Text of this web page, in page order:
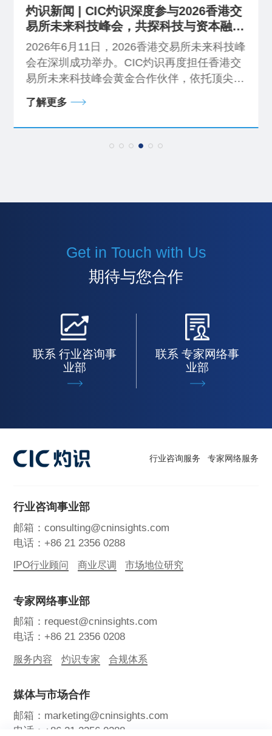
灼识新闻 | CIC灼识深度参与2026香港交
易所未来科技峰会，共探科技与资本融合
新机遇
2026年6月11日，2026香港交易所未来科技峰
会在深圳成功举办。CIC灼识再度担任香港交
易所未来科技峰会黄金合作伙伴，依托顶尖产
业研究能力与资本市场服务经验，持续深耕创
新科技赛道，携手行业伙伴共探科技与资本融
合新机遇。
了解更多
Get in Touch with Us
期待与您合作
联系 行业咨询事
业部
联系 专家网络事
业部
行业咨询服务 专家网络服务
行业咨询事业部
邮箱：consulting@cninsights.com
电话：+86 21 2356 0288
IPO行业顾问 商业尽调 市场地位研究
专家网络事业部
邮箱：request@cninsights.com
电话：+86 21 2356 0208
服务内容 灼识专家 合规体系
媒体与市场合作
邮箱：marketing@cninsights.com
电话：+86 21 2356 0288